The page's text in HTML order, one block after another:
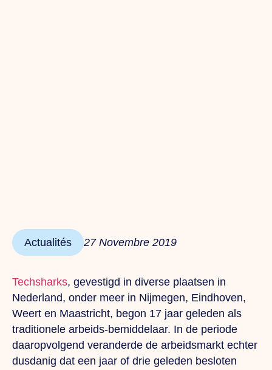
Actualités 27 Novembre 2019
Techsharks, gevestigd in diverse plaatsen in
Nederland, onder meer in Nijmegen, Eindhoven,
Weert en Maastricht, begon 17 jaar geleden als
traditionele arbeids-bemiddelaar. In de periode
daaropvolgend veranderde de arbeidsmarkt echter
dusdanig dat een jaar of drie geleden besloten